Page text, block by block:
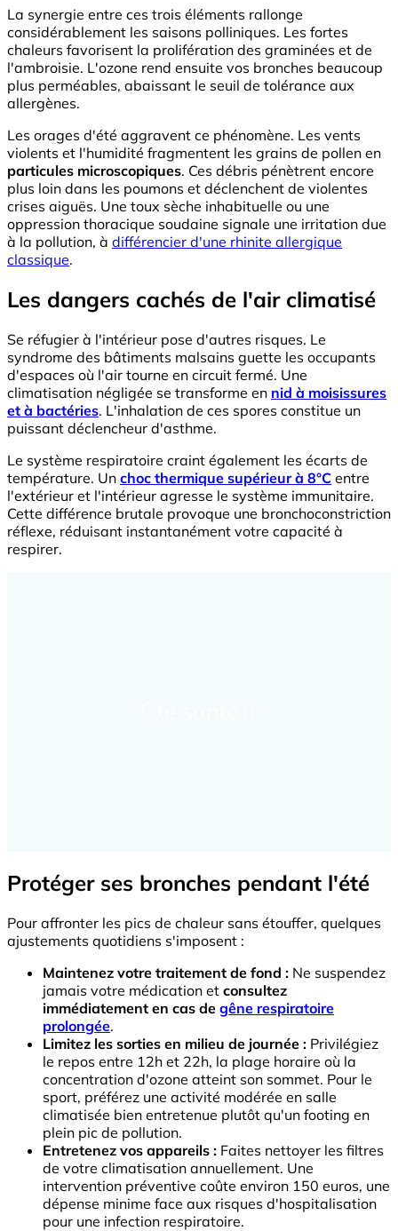
La synergie entre ces trois éléments rallonge
considérablement les saisons polliniques. Les fortes
chaleurs favorisent la prolifération des graminées et de
l'ambroisie. L'ozone rend ensuite vos bronches beaucoup
plus perméables, abaissant le seuil de tolérance aux
allergènes.
Les orages d'été aggravent ce phénomène. Les vents
violents et l'humidité fragmentent les grains de pollen en
particules microscopiques. Ces débris pénètrent encore
plus loin dans les poumons et déclenchent de violentes
crises aiguës. Une toux sèche inhabituelle ou une
oppression thoracique soudaine signale une irritation due
à la pollution, à différencier d'une rhinite allergique
classique.
Les dangers cachés de l'air climatisé
Se réfugier à l'intérieur pose d'autres risques. Le
syndrome des bâtiments malsains guette les occupants
d'espaces où l'air tourne en circuit fermé. Une
climatisation négligée se transforme en nid à moisissures
et à bactéries. L'inhalation de ces spores constitue un
puissant déclencheur d'asthme.
Le système respiratoire craint également les écarts de
température. Un choc thermique supérieur à 8°C entre
l'extérieur et l'intérieur agresse le système immunitaire.
Cette différence brutale provoque une bronchoconstriction
réflexe, réduisant instantanément votre capacité à
respirer.
Protéger ses bronches pendant l'été
Pour affronter les pics de chaleur sans étouffer, quelques
ajustements quotidiens s'imposent :
Maintenez votre traitement de fond : Ne suspendez
jamais votre médication et consultez
immédiatement en cas de gêne respiratoire
prolongée.
Limitez les sorties en milieu de journée : Privilégiez
le repos entre 12h et 22h, la plage horaire où la
concentration d'ozone atteint son sommet. Pour le
sport, préférez une activité modérée en salle
climatisée bien entretenue plutôt qu'un footing en
plein pic de pollution.
Entretenez vos appareils : Faites nettoyer les filtres
de votre climatisation annuellement. Une
intervention préventive coûte environ 150 euros, une
dépense minime face aux risques d'hospitalisation
pour une infection respiratoire.